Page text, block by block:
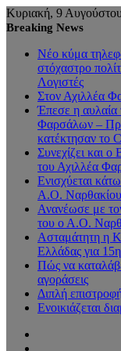
Κυριακή, 9
Breaking News
Νέο κύμα
στόχαστρο
Λογιστές
Στον Αχιλλέα
Έπεσε η
Φαρσάλων –
κατέκτησαν το
Συνεχίζει και
του Αχιλλέα
Ενισχύεται
Α.Ο. Ναρθακίου
Ανανέωσε με
του ο Α.Ο.
Ασταμάτητη η
Ελλάδας για
Πώς να
αγοράσεις
Διπλή
Ενοικιάζεται